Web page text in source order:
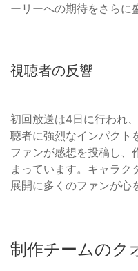
ーリーへの期待をさらに
視聴者の反響
初回放送は4日に行われ
聴者に強烈なインパクト
ファンが感想を投稿し、
まっています。キャラク
展開に多くのファンが心
制作チームのク